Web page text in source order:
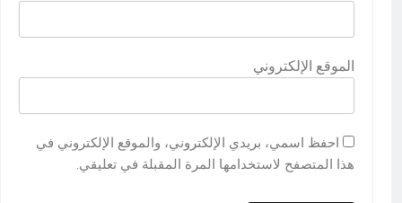
الموقع الإلكتروني
احفظ اسمي، بريدي الإلكتروني، والموقع الإلكتروني في
هذا المتصفح لاستخدامها المرة المقبلة في تعليقي.